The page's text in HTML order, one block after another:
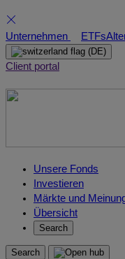
Skip
to
content
Unternehmen ETFs
(DE)
Client portal
Unsere Fonds
Investieren
Märkte und
Übersicht
Search
Search